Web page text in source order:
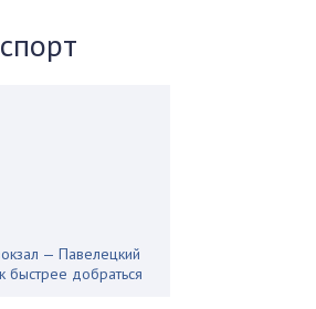
— Павелецкий
быстрее добраться